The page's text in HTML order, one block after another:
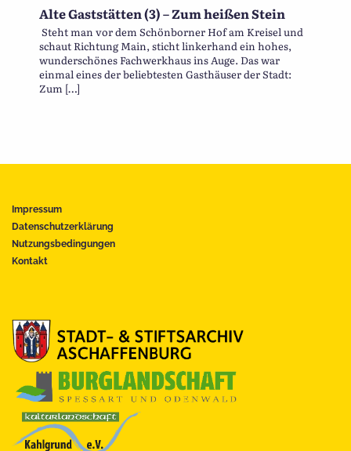
Alte Gaststätten (3) – Zum heißen Stein
Steht man vor dem Schönborner Hof am Kreisel und
schaut Richtung Main, sticht linkerhand ein hohes,
wunderschönes Fachwerkhaus ins Auge. Das war
einmal eines der beliebtesten Gasthäuser der Stadt:
Zum […]
Impressum
Datenschutzerklärung
Nutzungsbedingungen
Kontakt